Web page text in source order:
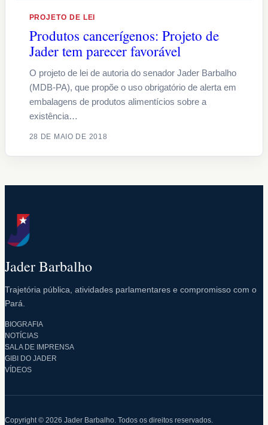
PROJETO DE LEI
Produtos cancerígenos: Projeto de
Jader tem parecer favorável
O projeto de lei de autoria do senador Jader Barbalho
(MDB-PA), que propõe o uso obrigatório de alerta em
embalagens de produtos alimentícios sobre a
existência…
28 DE MAIO DE 2018
Jader Barbalho
Trajetória pública, atividades parlamentares e compromisso com o
Pará.
BIOGRAFIA
NOTÍCIAS
SALA DE IMPRENSA
GIBI DO JADER
VÍDEOS
Copyright © 2026 Jader Barbalho. Todos os direitos reservados.